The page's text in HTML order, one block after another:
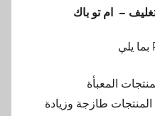
– ام تو باك
المعبأة
طازجة وزيادة